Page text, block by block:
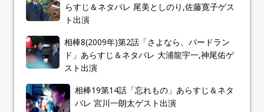
らすじ＆ネタバレ 尾美としのり,佐藤寛子ゲス
ト出演
相棒8(2009年)第2話「さよなら、バードラン
ド」あらすじ＆ネタバレ 大浦龍宇一,神尾佑ゲ
スト出演
相棒19第14話「忘れもの」あらすじ＆ネタ
バレ 宮川一朗太ゲスト出演